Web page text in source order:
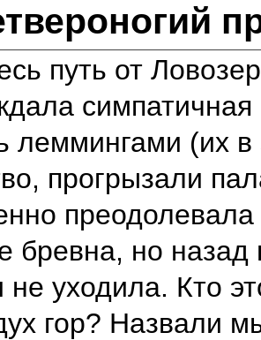
путь от
симпатичная
леммингами (их
прогрызали
бревна, но
не уходила. Кто
гор? Назвали